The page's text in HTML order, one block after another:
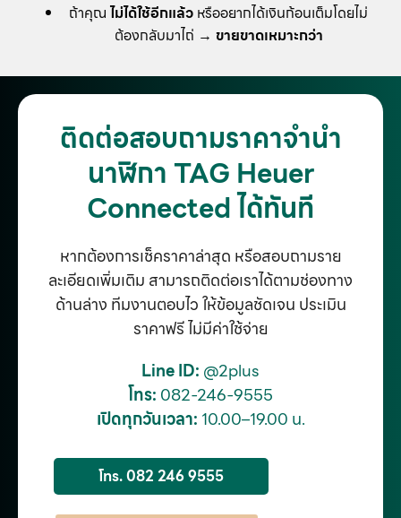
ถ้าคุณ ไม่ได้ใช้อีกแล้ว หรืออยากได้เงินก้อนเต็มโดยไม่
ต้องกลับมาไถ่ → ขายขาดเหมาะกว่า
ติดต่อสอบถามราคาจำนำ
นาฬิกา TAG Heuer
Connected ได้ทันที
หากต้องการเช็คราคาล่าสุด หรือสอบถามราย
ละเอียดเพิ่มเติม สามารถติดต่อเราได้ตามช่องทาง
ด้านล่าง ทีมงานตอบไว ให้ข้อมูลชัดเจน ประเมิน
ราคาฟรี ไม่มีค่าใช้จ่าย
Line ID: @2plus
โทร: 082-246-9555
เปิดทุกวันเวลา: 10.00–19.00 น.
โทร. 082 246 9555